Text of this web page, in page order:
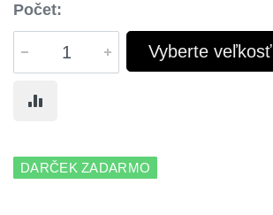
Počet:
Vyberte veľkosť
DARČEK ZADARMO